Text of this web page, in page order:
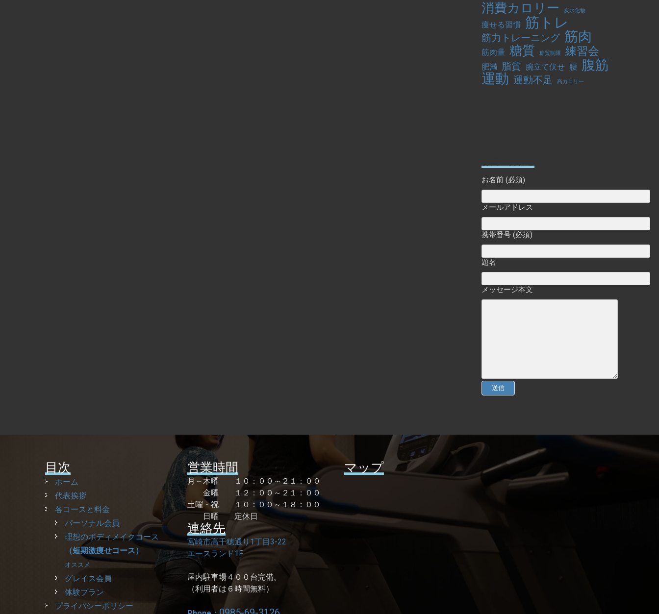
消費カロリー 炭水化物
痩せる習慣 筋トレ
筋力トレーニング 筋肉
筋肉量 糖質 糖質制限 練習会
肥満 脂質 腕立て伏せ 腰 腹筋
運動 運動不足 高カロリー
お名前 (必須)
メールアドレス
携帯番号 (必須)
題名
メッセージ本文
目次
ホーム
代表挨拶
各コースと料金
パーソナル会員
理想のボディメイクコース
（短期激痩せコース）
オススメ
グレイス会員
体験プラン
プライバシーポリシー
営業時間
月～木曜 １０：００～２１：００
金曜 １２：００～２１：００
土曜・祝 １０：００～１８：００
日曜 定休日
連絡先
宮崎市高千穂通り1丁目3-22
エースランド1F
屋内駐車場４００台完備。
（利用者は６時間無料）
マップ